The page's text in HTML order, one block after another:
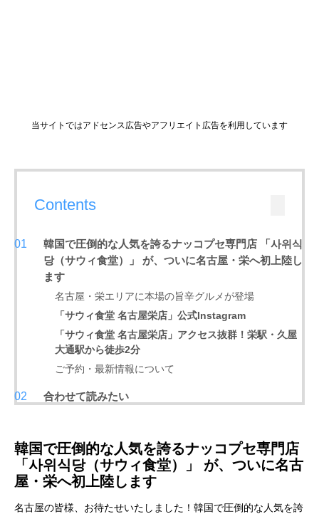
当サイトではアドセンス広告やアフリエイト広告を利用しています
Contents
韓国で圧倒的な人気を誇るナッコプセ専門店 「사위식
당（サウィ食堂）」 が、ついに名古屋・栄へ初上陸し
ます
名古屋・栄エリアに本場の旨辛グルメが登場
「サウィ食堂 名古屋栄店」公式Instagram
「サウィ食堂 名古屋栄店」アクセス抜群！栄駅・久屋
大通駅から徒歩2分
ご予約・最新情報について
合わせて読みたい
韓国で圧倒的な人気を誇るナッコプセ専門店
「사위식당（サウィ食堂）」 が、ついに名古
屋・栄へ初上陸します
名古屋の皆様、お待たせいたしました！韓国で圧倒的な人気を誇